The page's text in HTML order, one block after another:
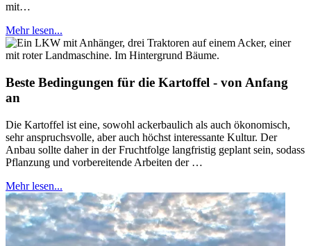
mit…
Mehr lesen...
Beste Bedingungen für die Kartoffel - von Anfang
an
Die Kartoffel ist eine, sowohl ackerbaulich als auch ökonomisch,
sehr anspruchsvolle, aber auch höchst interessante Kultur. Der
Anbau sollte daher in der Fruchtfolge langfristig geplant sein, sodass
Pflanzung und vorbereitende Arbeiten der …
Mehr lesen...